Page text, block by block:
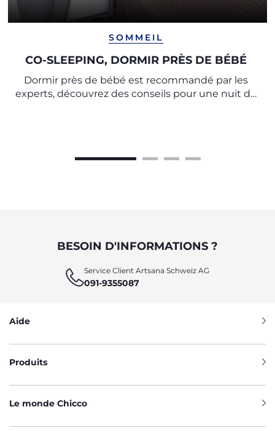
SOMMEIL
CO-SLEEPING, DORMIR PRÈS DE BÉBÉ
Dormir près de bébé est recommandé par les
experts, découvrez des conseils pour une nuit de
BESOIN D'INFORMATIONS ?
Service Client Artsana Schweiz AG
091-9355087
Aide
Produits
Le monde Chicco